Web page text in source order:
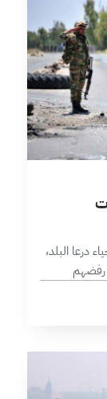
درعا البلد،
بعد رفضهم
ثلاثة